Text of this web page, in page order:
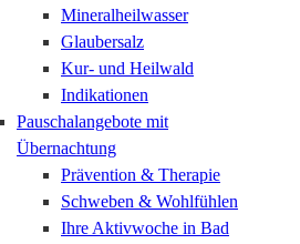
Mineralheilwasser
Glaubersalz
Kur- und Heilwald
Indikationen
Pauschalangebote mit
Übernachtung
Prävention & Therapie
Schweben & Wohlfühlen
Ihre Aktivwoche in Bad